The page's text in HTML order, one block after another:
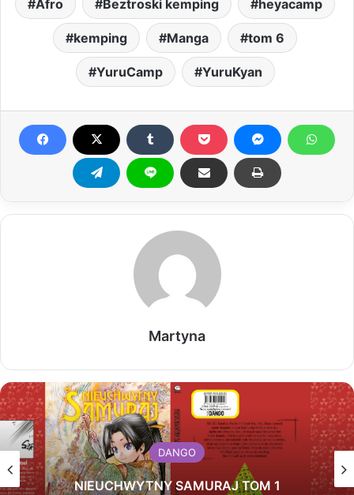
Afro Beztroski kemping heyacamp
kemping Manga tom 6
YuruCamp YuruKyan
Martyna
DANGO
NIEUCHWYTNY SAMURAJ TOM 1